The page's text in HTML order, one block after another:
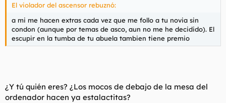
El violador del ascensor rebuznó:
a mi me hacen extras cada vez que me follo a tu novia sin
condon (aunque por temas de asco, aun no me he decidido). El
escupir en la tumba de tu abuela tambien tiene premio
¿Y tú quién eres? ¿Los mocos de debajo de la mesa del
ordenador hacen ya estalactitas?